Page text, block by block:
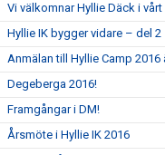
Vi välkomnar Hyllie Däck i
Hyllie IK bygger vidare – del 2
Anmälan till Hyllie Camp 2016
Degeberga 2016!
Framgångar i DM!
Årsmöte i Hyllie IK 2016